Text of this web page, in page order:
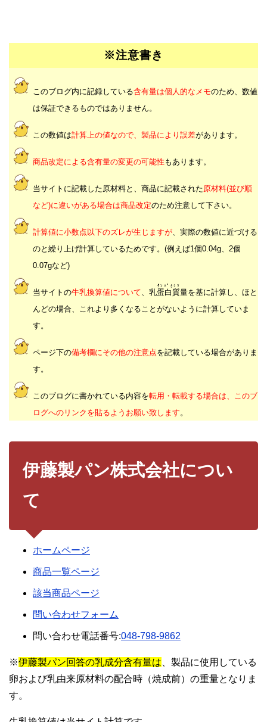
※注意書き
このブログ内に記録している含有量は個人的なメモのため、数値
は保証できるものではありません。
この数値は計算上の値なので、製品により誤差があります。
商品改定による含有量の変更の可能性 もあります。
当サイトに記載した原材料と、商品に記載された 原材料(並び順
など)に違いがある場合は商品改定のため注意して下さい。
計算値に小数点以下のズレが生じますが 、実際の数値に近づける
のと繰り上げ計算しているためです。(例えば1個0.04g、2個
0.07gなど)
当サイトの牛乳換算値について 、乳蛋白質
ﾀﾝﾊﾟｸｼﾂ
量を基に計算し、ほと
んどの場合、これより多くなることがないように計算していま
す。
ページ下の備考欄にその他の注意点を記載している場合がありま
す。
このブログに書かれている内容を転用・転載する場合は、このブ
ログへのリンクを貼るようお願い致します 。
伊藤製パン株式会社につい
て
ホームページ
商品一覧ページ
該当商品ページ
問い合わせフォーム
問い合わせ電話番号:048-798-9862
※伊藤製パン回答の乳成分含有量は 、製品に使用している
卵および乳由来原材料の配合時（焼成前）の重量となりま
す。